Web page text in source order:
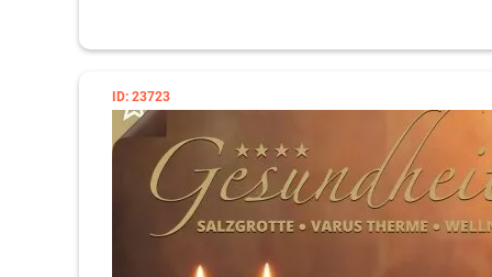
ID: 23723